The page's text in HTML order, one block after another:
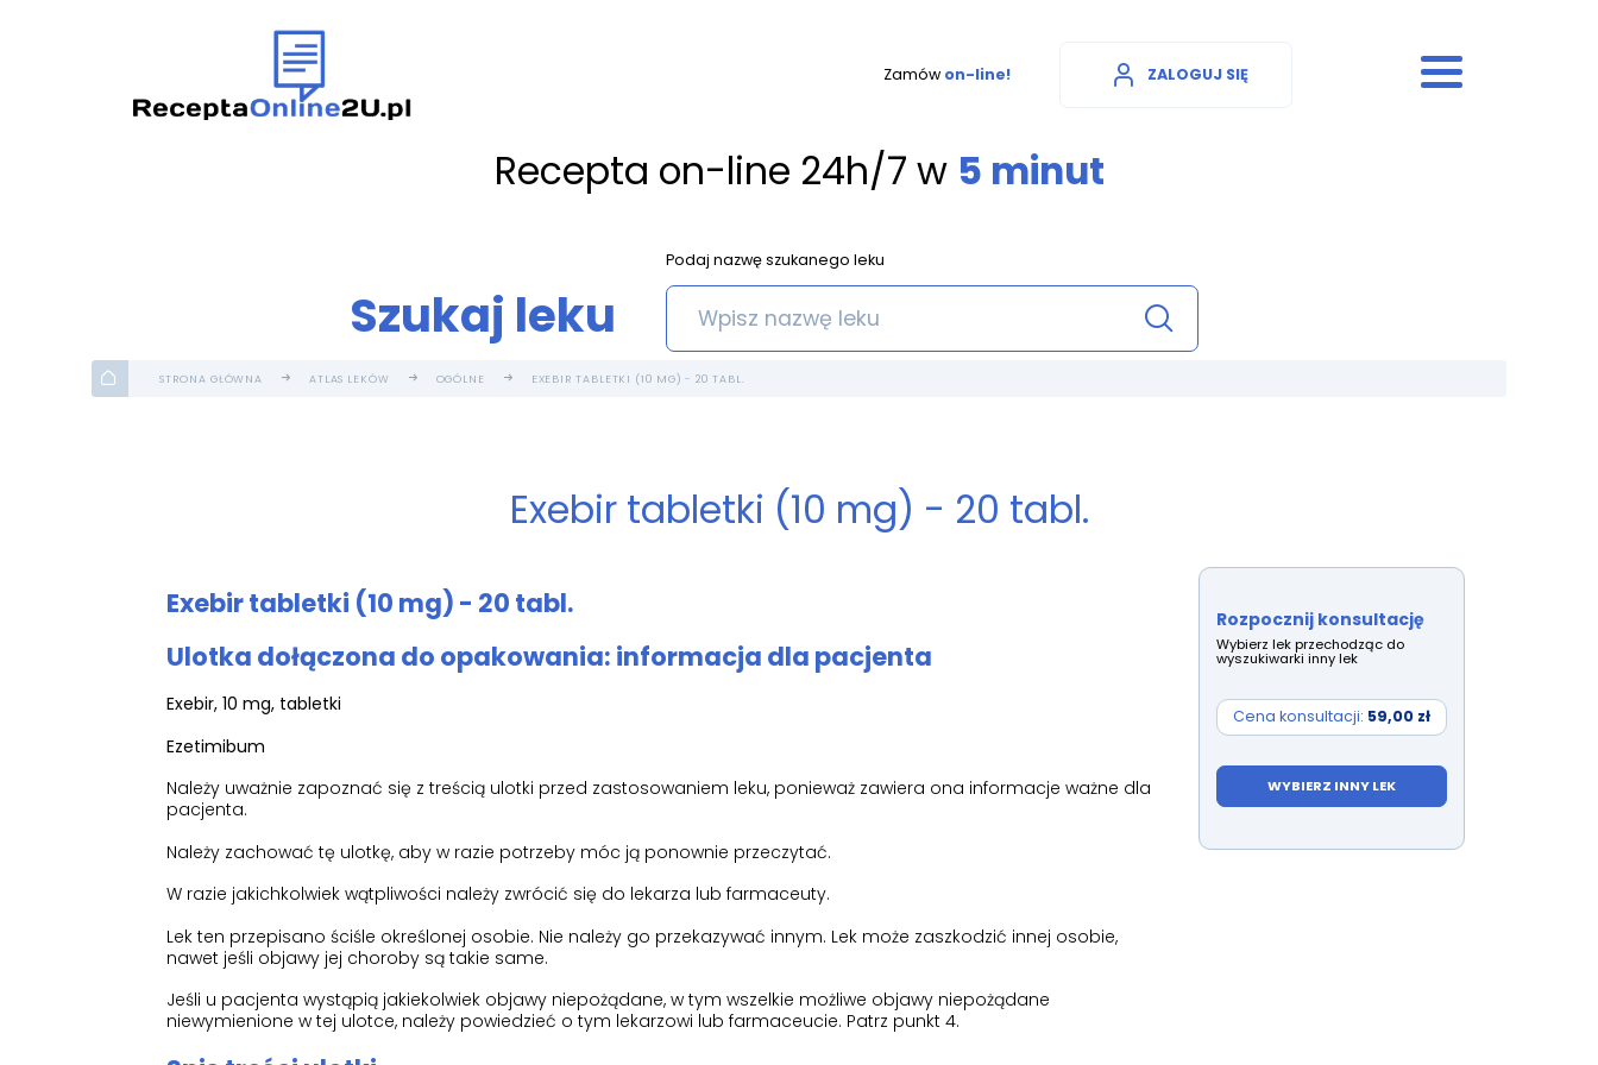
Zamów on-line! ZALOGUJ SIĘ
Recepta on-line 24h/7 w 5 minut
Szukaj leku
Podaj nazwę szukanego leku
STRONA GŁÓWNA ATLAS LEKÓW OGÓLNE EXEBIR TABLETKI (10 MG) - 20 TABL.
Exebir tabletki (10 mg) - 20 tabl.
Exebir tabletki (10 mg) - 20 tabl.
Ulotka dołączona do opakowania: informacja dla pacjenta
Exebir, 10 mg, tabletki
Ezetimibum
Należy uważnie zapoznać się z treścią ulotki przed zastosowaniem leku, ponieważ zawiera ona informacje ważne dla
pacjenta.
Należy zachować tę ulotkę, aby w razie potrzeby móc ją ponownie przeczytać.
W razie jakichkolwiek wątpliwości należy zwrócić się do lekarza lub farmaceuty.
Lek ten przepisano ściśle określonej osobie. Nie należy go przekazywać innym. Lek może zaszkodzić innej osobie,
nawet jeśli objawy jej choroby są takie same.
Jeśli u pacjenta wystąpią jakiekolwiek objawy niepożądane, w tym wszelkie możliwe objawy niepożądane
niewymienione w tej ulotce, należy powiedzieć o tym lekarzowi lub farmaceucie. Patrz punkt 4.
Rozpocznij konsultację
Wybierz lek przechodząc do
wyszukiwarki inny lek
Cena konsultacji: 59,00 zł
WYBIERZ INNY LEK